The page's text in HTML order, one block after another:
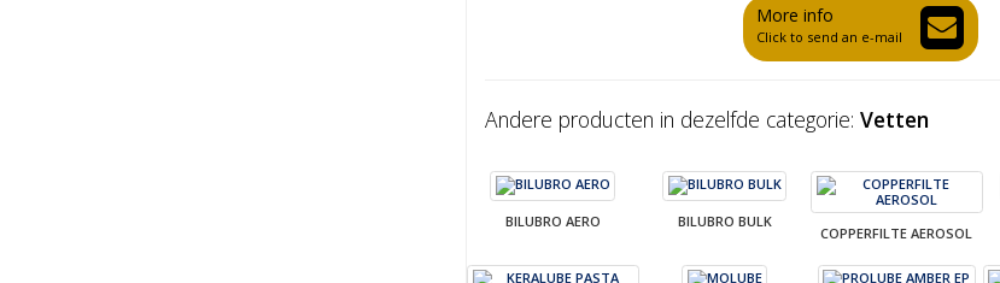
More info
Click to send an e-mail
Andere producten in dezelfde categorie: Vetten
BILUBRO AERO BILUBRO BULK
COPPERFILTE AEROSOL